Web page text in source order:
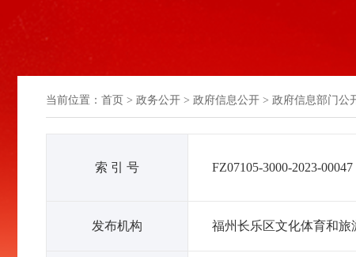
当前位置： 首页 > 政务公开 > 政府信息公开 > 政府信息部门公
索 引 号 FZ07105-3000-2023-00047
发布机构 福州长乐区文化体育和旅